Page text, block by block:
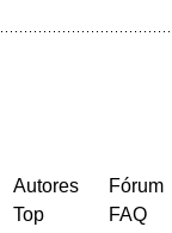
Autores
Top
Fórum
FAQ